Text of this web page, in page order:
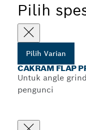
Pilih
Pilih Varian
CAKRAM FLAP
Untuk angle
pengunci